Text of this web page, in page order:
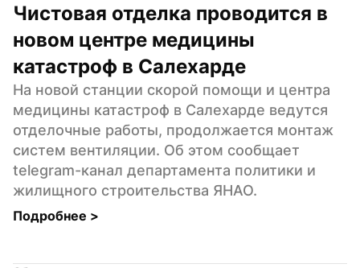
Чистовая отделка проводится в
новом центре медицины
катастроф в Салехарде
На новой станции скорой помощи и центра
медицины катастроф в Салехарде ведутся
отделочные работы, продолжается монтаж
систем вентиляции. Об этом сообщает
telegram-канал департамента политики и
жилищного строительства ЯНАО.
Подробнее >